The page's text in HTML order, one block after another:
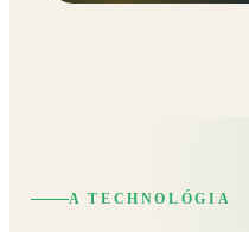
A TECHNOLÓGIA